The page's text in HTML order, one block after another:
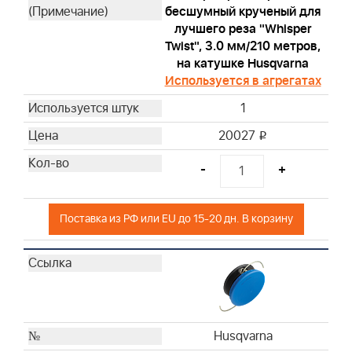
бесшумный крученый для
лучшего реза "Whisper
Twist", 3.0 мм/210 метров,
на катушке Husqvarna
Используется в агрегатах
1
20027 i
- +
Поставка из РФ или EU до 15-20 дн. В корзину
Husqvarna